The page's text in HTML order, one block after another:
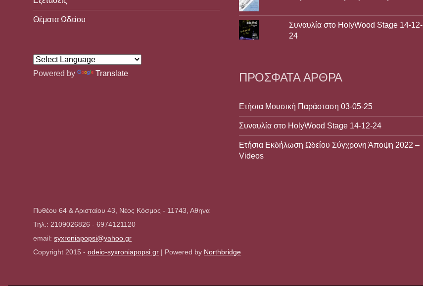
Θέματα Ωδείου
Powered by Translate
Συναυλία στο HolyWood Stage 14-12-
24
ΠΡΌΣΦΑΤΑ ΆΡΘΡΑ
Ετήσια Μουσική Παράσταση 03-05-25
Συναυλία στο HolyWood Stage 14-12-24
Ετήσια Εκδήλωση Ωδείου Σύγχρονη Άποψη 2022 –
Videos
Πυθέου 64 & Αρισταίου 43, Νέος Κόσμος - 11743, Αθηνα
Τηλ.: 2109026826 - 6974121120
email:syxroniapopsi@yahoo.gr
Copyright 2015 -odeio-syxroniapopsi.gr | Powered by Northbridge